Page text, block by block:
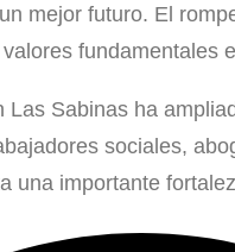
mejor futuro. El
fundamentales
Sabinas ha
sociales,
una importante